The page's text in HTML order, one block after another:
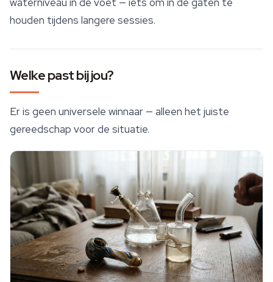
houden tijdens langere sessies.
Welke past bij jou?
Er is geen universele winnaar — alleen het juiste
gereedschap voor de situatie.